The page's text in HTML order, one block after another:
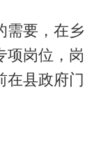
需要，在乡
项岗位，岗
在县政府门